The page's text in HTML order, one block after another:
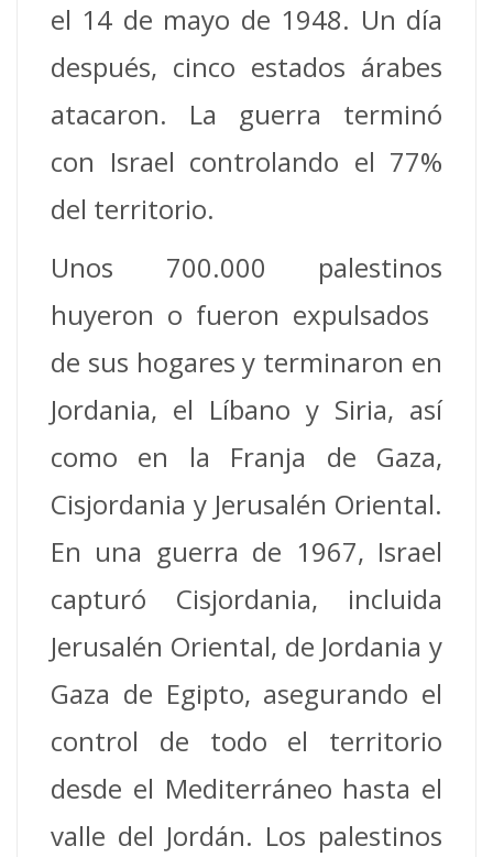
el 14 de mayo de 1948. Un día
después, cinco estados árabes
atacaron. La guerra terminó
con Israel controlando el 77%
del territorio.
Unos 700.000 palestinos
huyeron o fueron expulsados ​​
de sus hogares y terminaron en
Jordania, el Líbano y Siria, así
como en la Franja de Gaza,
Cisjordania y Jerusalén Oriental.
En una guerra de 1967, Israel
capturó Cisjordania, incluida
Jerusalén Oriental, de Jordania y
Gaza de Egipto, asegurando el
control de todo el territorio
desde el Mediterráneo hasta el
valle del Jordán. Los palestinos